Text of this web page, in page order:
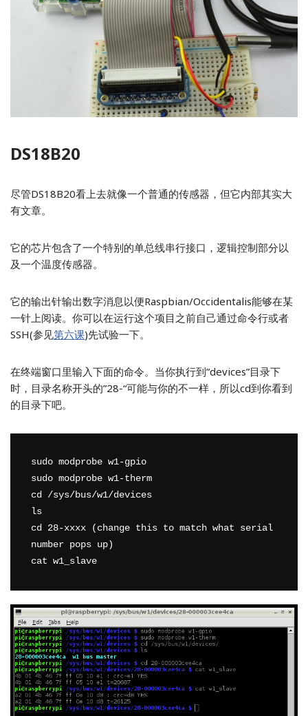
DS18B20
尽管DS18B20看上去就像一个普通的传感器，但它内部其实大
有文章。
它的芯片包含了一个特别的单总线串行接口，逻辑控制部分以
及一个温度传感器。
它的输出针输出数字消息以便Raspbian/Occidentalis能够在某
一针上阅读。你可以在运行这个项目之前自己通过命令行或者
SSH(参见第六课)先试验一下。
在终端窗口里输入下面的命令。当你执行到”devices”目录下
时，目录名称开头的”28-“可能与你的不一样，所以cd到你看到
的目录下吧。
sudo modprobe w1-gpio
sudo modprobe w1-therm
cd /sys/bus/w1/devices
ls
cd 28-xxxx (change this to match what serial
number pops up)